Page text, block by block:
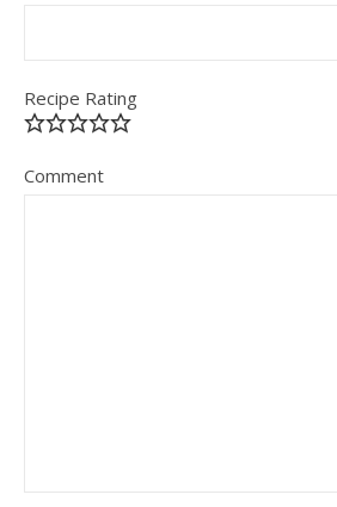
Recipe Rating
Comment